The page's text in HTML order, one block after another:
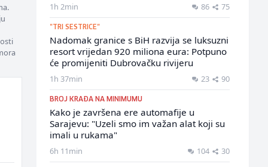
1h 2min 86 75
"TRI SESTRICE"
Nadomak granice s BiH razvija se luksuzni
resort vrijedan 920 miliona eura: Potpuno
će promijeniti Dubrovačku rivijeru
1h 37min 23 90
BROJ KRAĐA NA MINIMUMU
Kako je završena ere automafije u
Sarajevu: "Uzeli smo im važan alat koji su
imali u rukama"
6h 11min 104 30